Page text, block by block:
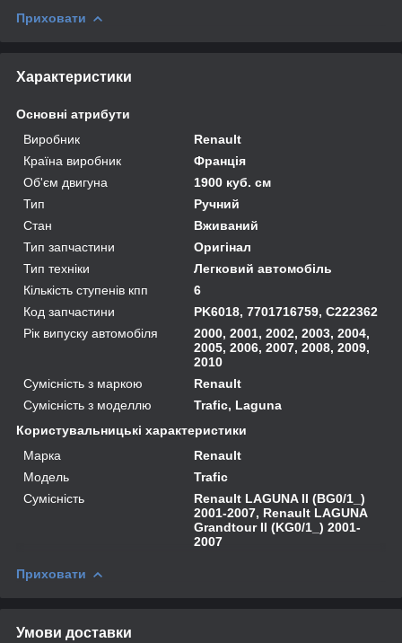
Приховати
Характеристики
Основні атрибути
Виробник
Renault
Країна виробник
Франція
Об'єм двигуна
1900 куб. см
Тип
Ручний
Стан
Вживаний
Тип запчастини
Оригінал
Тип техніки
Легковий автомобіль
Кількість ступенів кпп
6
Код запчастини
PK6018, 7701716759, C222362
Рік випуску автомобіля
2000, 2001, 2002, 2003, 2004,
2005, 2006, 2007, 2008, 2009,
2010
Сумісність з маркою
Renault
Сумісність з моделлю
Trafic, Laguna
Користувальницькі характеристики
Марка
Renault
Модель
Trafic
Сумісність
Renault LAGUNA II (BG0/1_)
2001-2007, Renault LAGUNA
Grandtour II (KG0/1_) 2001-
2007
Приховати
Умови доставки